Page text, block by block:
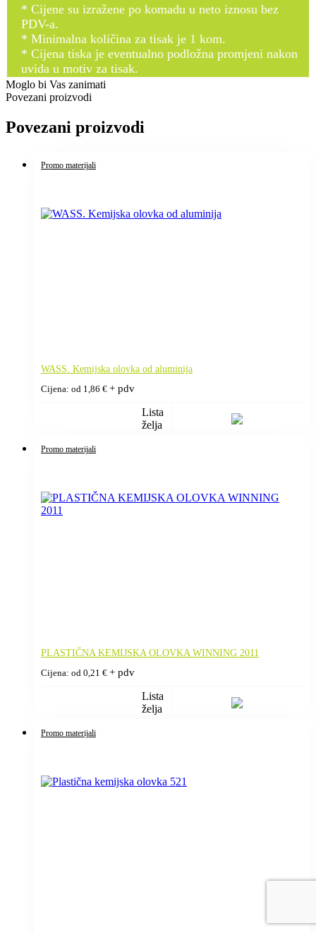
* Cijene su izražene po komadu u neto iznosu bez
PDV-a.
* Minimalna količina za tisak je 1 kom.
* Cijena tiska je eventualno podložna promjeni nakon
uvida u motiv za tisak.
Moglo bi Vas zanimati
Povezani proizvodi
Povezani proizvodi
Promo materijali
WASS. Kemijska olovka od aluminija
Cijena: od 1,86 € + pdv
Lista
želja
Promo materijali
PLASTIČNA KEMIJSKA OLOVKA WINNING 2011
Cijena: od 0,21 € + pdv
Lista
želja
Promo materijali